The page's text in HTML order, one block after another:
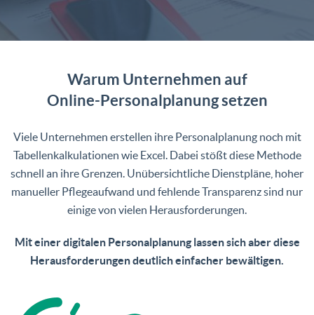
Warum Unternehmen auf
Online-Personalplanung setzen
Viele Unternehmen erstellen ihre Personalplanung noch mit
Tabellenkalkulationen wie Excel. Dabei stößt diese Methode
schnell an ihre Grenzen. Unübersichtliche Dienstpläne, hoher
manueller Pflegeaufwand und fehlende Transparenz sind nur
einige von vielen Herausforderungen.
Mit einer digitalen Personalplanung lassen sich aber diese
Herausforderungen deutlich einfacher bewältigen.